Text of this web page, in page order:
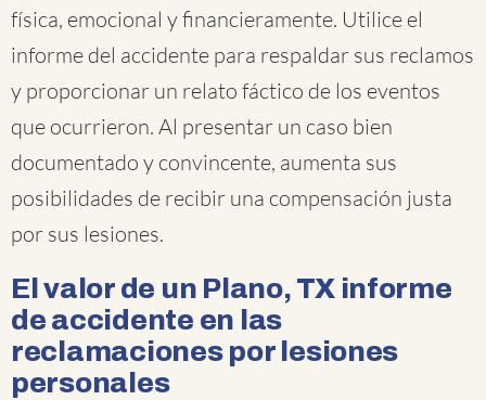
física, emocional y financieramente. Utilice el
informe del accidente para respaldar sus reclamos
y proporcionar un relato fáctico de los eventos
que ocurrieron. Al presentar un caso bien
documentado y convincente, aumenta sus
posibilidades de recibir una compensación justa
por sus lesiones.
El valor de un Plano, TX informe
de accidente en las
reclamaciones por lesiones
personales